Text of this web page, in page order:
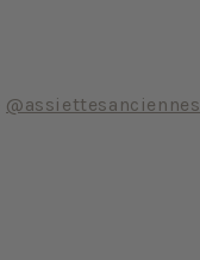
@assiettesanciennes